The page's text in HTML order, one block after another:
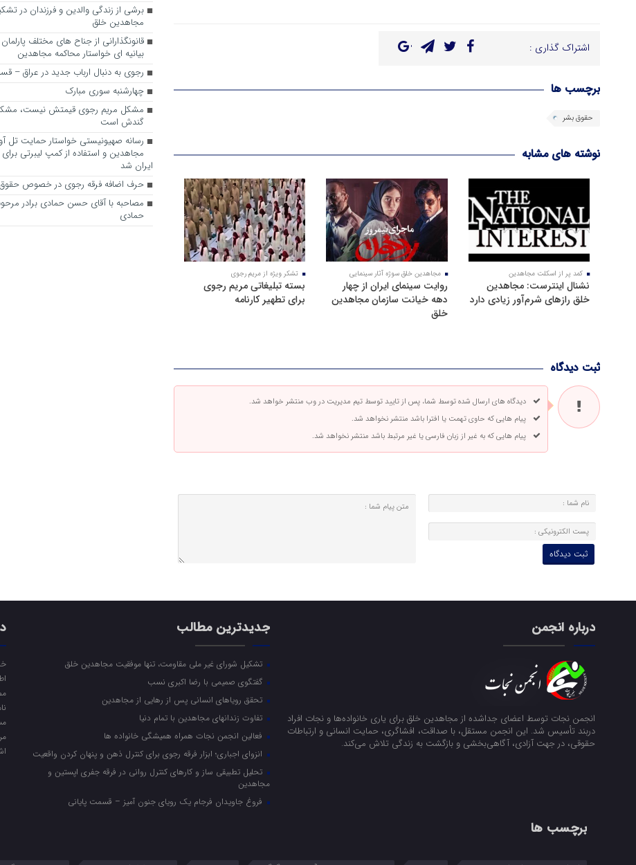
اشتراک گذاری :
برچسب ها
حقوق بشر
نوشته های مشابه
کمد پر از اسکلت مجاهدین
نشنال اینترست: مجاهدین
خلق رازهای شرم‌آور زیادی دارد
مجاهدین خلق سوژه آثار سینمایی
روایت سینمای ایران از چهار
دهه خیانت سازمان مجاهدین
خلق
تشکر ویژه از مریم رجوی
بسته تبلیغاتی مریم رجوی
برای تطهیر کارنامه
ثبت دیدگاه
دیدگاه های ارسال شده توسط شما، پس از تایید توسط تیم مدیریت در وب منتشر خواهد شد.
پیام هایی که حاوی تهمت یا افترا باشد منتشر نخواهد شد.
پیام هایی که به غیر از زبان فارسی یا غیر مرتبط باشد منتشر نخواهد شد.
برشی از زندگی والدین و فرزندان در
مجاهدین خلق
قانونگذارانی از جناح های مختلف
بیانیه ای خواستار محاکمه مجاهدین
رجوی به دنبال ارباب جدید در عراق –
چهارشنبه سوری مبارک
مشکل مریم رجوی قیمتش نیست،
گندش است
رسانه صهیونیستی خواستار حمایت تل
مجاهدین و استفاده از کمپ لیبرتی برای
ایران شد
حرف اضافه فرقه رجوی در خصوص
مصاحبه با آقای حسن حمادی برادر
حمادی
درباره انجمن
انجمن نجات توسط اعضای جداشده از مجاهدین خلق برای یاری خانواده‌ها و نجات افراد
دربند تأسیس شد. این انجمن مستقل، با صداقت، افشاگری، حمایت انسانی و ارتباطات
حقوقی، در جهت آزادی، آگاهی‌بخشی و بازگشت به زندگی تلاش می‌کند.
جدیدترین مطالب
تشکیل شورای غیر ملی مقاومت، تنها موفقیت مجاهدین خلق
گفتگوی صمیمی با رضا اکبری نسب
تحقق رویاهای انسانی پس از رهایی از مجاهدین
تفاوت زندانهای مجاهدین با تمام دنیا
فعالین انجمن نجات همراه همیشگی خانواده ها
انزوای اجباری؛ ابزار فرقه رجوی برای کنترل ذهن و پنهان کردن واقعیت
تحلیل تطبیقی ساز و کارهای کنترل روانی در فرقه جفری اپستین و
مجاهدین
فروغ جاویدان فرجام یک رویای جنون آمیز – قسمت پایانی
برچسب ها